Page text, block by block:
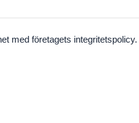
med företagets integritetspolicy.